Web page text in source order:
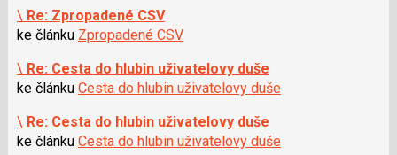
\ Re: Zpropadené CSV
ke článku Zpropadené CSV
\ Re: Cesta do hlubin uživatelovy duše
ke článku Cesta do hlubin uživatelovy duše
\ Re: Cesta do hlubin uživatelovy duše
ke článku Cesta do hlubin uživatelovy duše